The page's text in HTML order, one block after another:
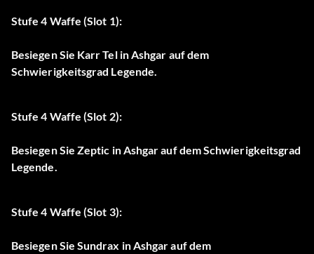
Stufe 4 Waffe (Slot 1):
Besiegen Sie Karr Tel in Ashgar auf dem
Schwierigkeitsgrad Legende.
Stufe 4 Waffe (Slot 2):
Besiegen Sie Zeptic in Ashgar auf dem Schwierigkeitsgrad
Legende.
Stufe 4 Waffe (Slot 3):
Besiegen Sie Sundrax in Ashgar auf dem